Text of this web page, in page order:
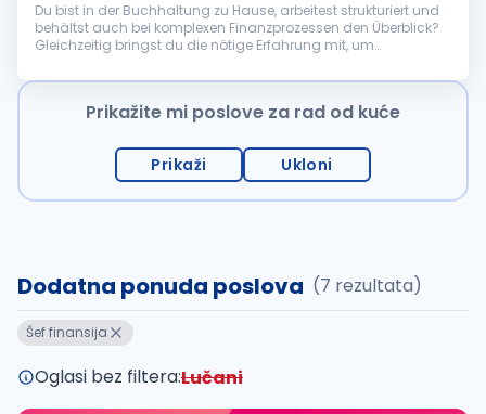
Du bist in der Buchhaltung zu Hause, arbeitest strukturiert und
behältst auch bei komplexen Finanzprozessen den Überblick?
Gleichzeitig bringst du die nötige Erfahrung mit, um
kleines Team ...
Prikažite mi poslove za rad od kuće
Prikaži Ukloni
Dodatna ponuda poslova (7 rezultata)
Šef finansija
Oglasi bez filtera:Lučani